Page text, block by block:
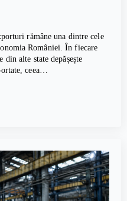
rămâne una dintre cele
României. În fiecare
din alte state depășește
ceea…